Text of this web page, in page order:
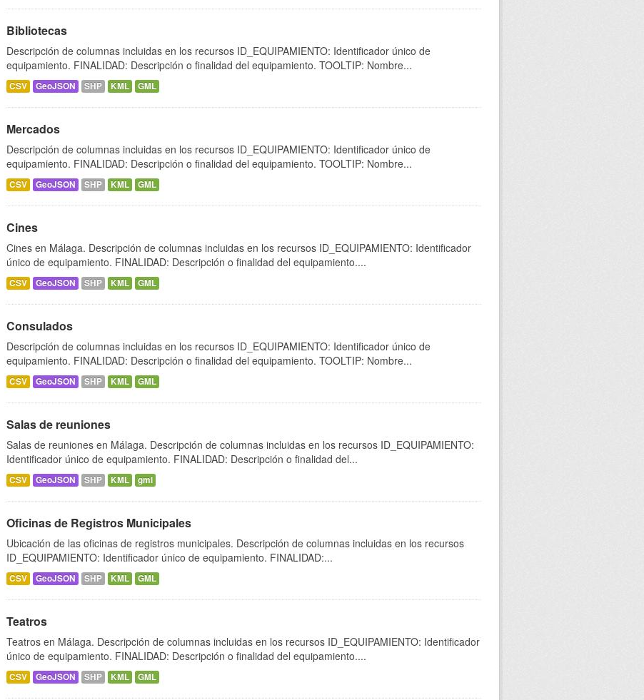
Bibliotecas
Descripción de columnas incluidas en los recursos ID_EQUIPAMIENTO: Identificador único de
equipamiento. FINALIDAD: Descripción o finalidad del equipamiento. TOOLTIP: Nombre...
CSV GeoJSON SHP KML GML
Mercados
Descripción de columnas incluidas en los recursos ID_EQUIPAMIENTO: Identificador único de
equipamiento. FINALIDAD: Descripción o finalidad del equipamiento. TOOLTIP: Nombre...
CSV GeoJSON SHP KML GML
Cines
Cines en Málaga. Descripción de columnas incluidas en los recursos ID_EQUIPAMIENTO: Identificador
único de equipamiento. FINALIDAD: Descripción o finalidad del equipamiento....
CSV GeoJSON SHP KML GML
Consulados
Descripción de columnas incluidas en los recursos ID_EQUIPAMIENTO: Identificador único de
equipamiento. FINALIDAD: Descripción o finalidad del equipamiento. TOOLTIP: Nombre...
CSV GeoJSON SHP KML GML
Salas de reuniones
Salas de reuniones en Málaga. Descripción de columnas incluidas en los recursos ID_EQUIPAMIENTO:
Identificador único de equipamiento. FINALIDAD: Descripción o finalidad del...
CSV GeoJSON SHP KML gml
Oficinas de Registros Municipales
Ubicación de las oficinas de registros municipales. Descripción de columnas incluidas en los recursos
ID_EQUIPAMIENTO: Identificador único de equipamiento. FINALIDAD:...
CSV GeoJSON SHP KML GML
Teatros
Teatros en Málaga. Descripción de columnas incluidas en los recursos ID_EQUIPAMIENTO: Identificador
único de equipamiento. FINALIDAD: Descripción o finalidad del equipamiento....
CSV GeoJSON SHP KML GML